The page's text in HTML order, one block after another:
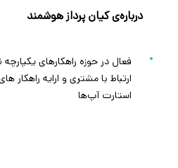
درباره‌ی کیان پرداز هوشمند
فعال در حوزه راهکارهای یکپارچه
ارتباط با مشتری و ارایه راهکار
استارت آپ‌ها